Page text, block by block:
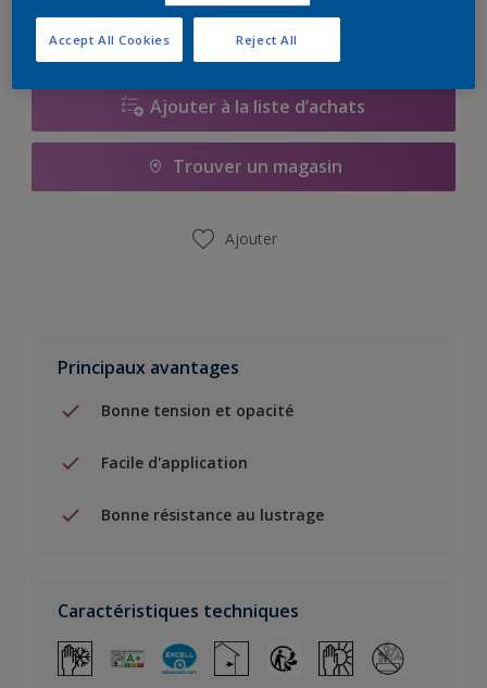
Ajouter à la liste d’achats
Trouver un magasin
Ajouter
Principaux avantages
Bonne tension et opacité
Facile d'application
Bonne résistance au lustrage
Caractéristiques techniques
Reject All
Accept All Cookies